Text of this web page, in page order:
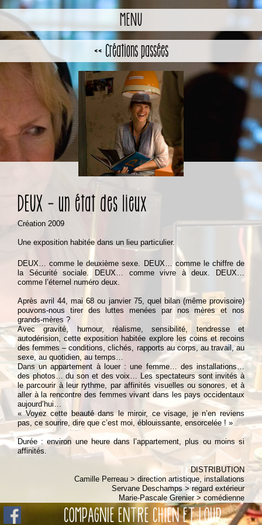
Skip
to
content
MENU
<< Créations passées
DEUX – un état des lieux
Création 2009
Une exposition habitée dans un lieu particulier.
DEUX… comme le deuxième sexe. DEUX… comme le chiffre de
la Sécurité sociale. DEUX… comme vivre à deux. DEUX…
comme l’éternel numéro deux.
Après avril 44, mai 68 ou janvier 75, quel bilan (même provisoire)
pouvons-nous tirer des luttes menées par nos mères et nos
grands-mères ?
Avec gravité, humour, réalisme, sensibilité, tendresse et
autodérision, cette exposition habitée explore les coins et recoins
des femmes – conditions, clichés, rapports au corps, au travail, au
sexe, au quotidien, au temps…
Dans un appartement à louer : une femme… des installations…
des photos… du son et des voix… Les spectateurs sont invités à
le parcourir à leur rythme, par affinités visuelles ou sonores, et à
aller à la rencontre des femmes vivant dans les pays occidentaux
aujourd’hui…
« Voyez cette beauté dans le miroir, ce visage, je n’en reviens
pas, ce sourire, dire que c’est moi, éblouissante, ensorcelée ! »
Durée : environ une heure dans l’appartement, plus ou moins si
affinités.
DISTRIBUTION
Camille Perreau > direction artistique, installations
Servane Deschamps > regard extérieur
Marie-Pascale Grenier > comédienne
Caroline Vergon > chargée de production et de diffusion,
documentation
COMPAGNIE ENTRE CHIEN ET LOUP